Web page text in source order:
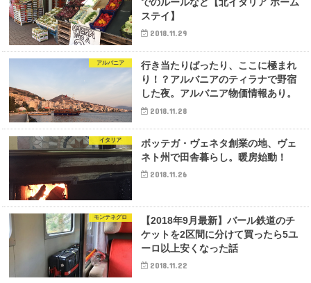
ステイ】
2018.11.29
アルバニア
行き当たりばったり、ここに極まれ
り！？アルバニアのティラナで野宿
した夜。アルバニア物価情報あり。
2018.11.28
イタリア
ボッテガ・ヴェネタ創業の地、ヴェ
ネト州で田舎暮らし。暖房始動！
2018.11.26
モンテネグロ
【2018年9月最新】バール鉄道のチ
ケットを2区間に分けて買ったら5ユ
ーロ以上安くなった話
2018.11.22